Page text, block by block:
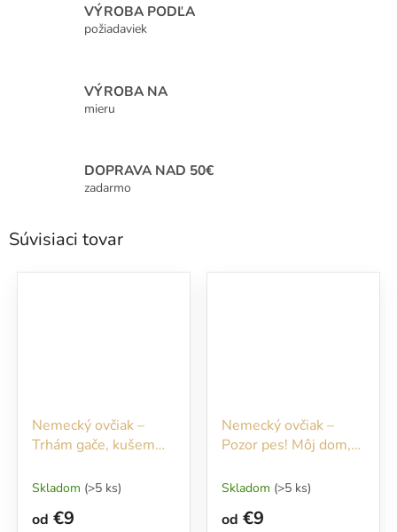
VÝROBA PODĽA
požiadaviek
VÝROBA NA
mieru
DOPRAVA NAD 50€
zadarmo
Súvisiaci tovar
Nemecký ovčiak –
Trhám gače, kušem
Skladom (>5 ks)
od €9
Nemecký ovčiak –
Pozor pes! Môj dom,
Skladom (>5 ks)
od €9